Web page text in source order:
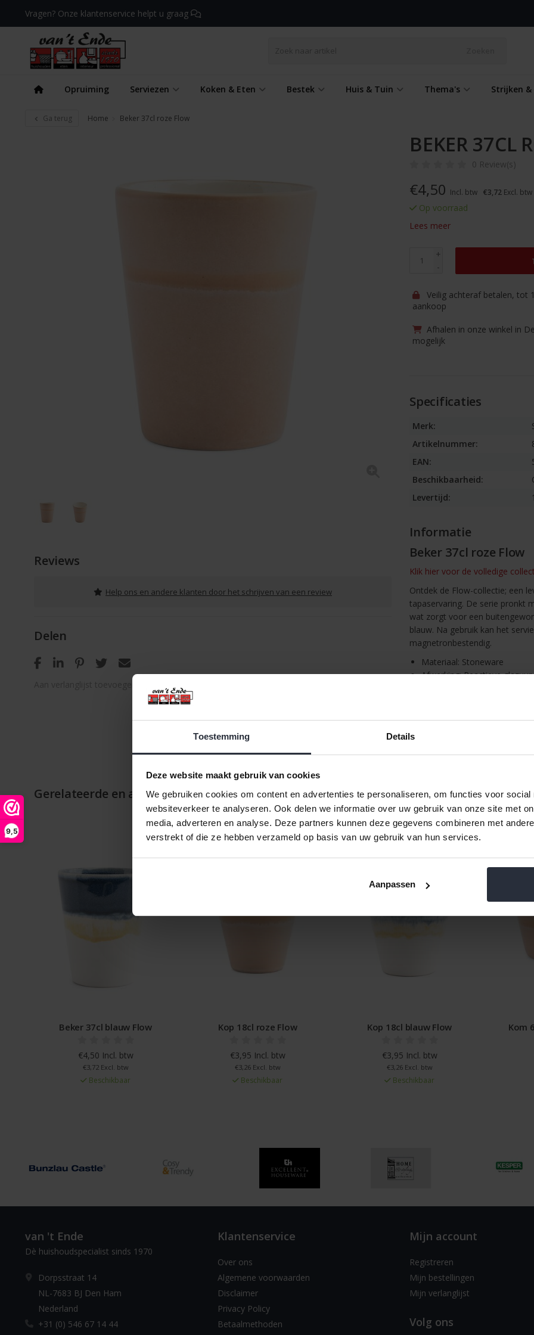
Toestemming Details
Deze website maakt gebruik van cookies
We gebruiken cookies om content en advertenties te personaliseren, om functies voor social
websiteverkeer te analyseren. Ook delen we informatie over uw gebruik van onze site met
media, adverteren en analyse. Deze partners kunnen deze gegevens combineren met
verstrekt of die ze hebben verzameld op basis van uw gebruik van hun services.
Aanpassen
9,5
Vragen? Onze klantenservice helpt u graag
Opruiming Serviezen Koken & Eten Bestek Huis & Tuin Thema's Strijken &
Ga terug Home Beker 37cl roze Flow
Reviews
Help ons en andere klanten door het schrijven van een review
Delen
BEKER 37CL
0 Review(s)
€4,50 Incl. btw €3,72 Excl. btw
Op voorraad
Lees meer
+
-
Veilig achteraf betalen, tot
aankoop
Afhalen in onze winkel in
mogelijk
Specificaties
Merk:
Artikelnummer:
EAN:
Beschikbaarheid:
Levertijd:
Informatie
Beker 37cl roze Flow
Klik hier voor de volledige
Ontdek de Flow-collectie; een
tapaservaring. De serie pronkt
wat zorgt voor een
blauw. Na gebruik kan het
magnetronbestendig.
Materiaal: Stoneware
Afwerking: Reactieve glazuur
Let op! De kleur kan afwijken
glazuur.
Gerelateerde en alternatieve producten
Beker 37cl blauw Flow
€4,50 Incl. btw
€3,72 Excl. btw
Beschikbaar
Kop 18cl roze Flow
€3,95 Incl. btw
€3,26 Excl. btw
Beschikbaar
Kop 18cl blauw Flow
€3,95 Incl. btw
€3,26 Excl. btw
Beschikbaar
Kom
van 't Ende
Dè huishoudspecialist sinds 1970
Dorpsstraat 14
NL-7683 BJ Den Ham
Nederland
+31 (0) 546 67 14 44
Klantenservice
Over ons
Algemene voorwaarden
Disclaimer
Privacy Policy
Betaalmethoden
Mijn account
Registreren
Mijn bestellingen
Mijn verlanglijst
Volg ons